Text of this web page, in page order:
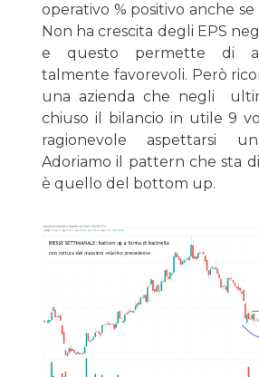
operativo % positivo anche
Non ha crescita degli EPS
e questo permette di
talmente favorevoli. Però
una azienda che negli
chiuso il bilancio in utile 9
ragionevole aspettarsi
Adoriamo il pattern che sta
è quello del bottom up.